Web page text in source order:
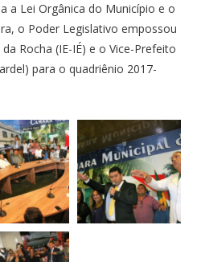
a Lei Orgânica do Município e o
o Poder Legislativo empossou
Rocha (IE-IÉ) e o Vice-Prefeito
para o quadriênio 2017-